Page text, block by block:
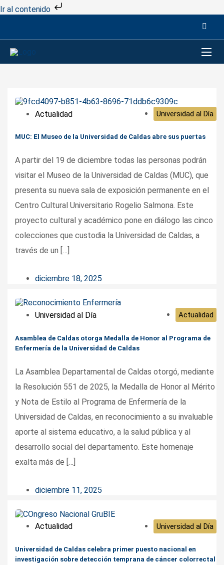
Ir al contenido
Actualidad Universidad al Día
MUC: El Museo de la Universidad de Caldas abre sus puertas
A partir del 19 de diciembre todas las personas podrán
visitar el Museo de la Universidad de Caldas (MUC), que
presenta su nueva sala de exposición permanente en el
Centro Cultural Universitario Rogelio Salmona. Este
proyecto cultural y académico pone en diálogo las cinco
colecciones que custodia la Universidad de Caldas, a
través de un […]
diciembre 18, 2025
Universidad al Día Actualidad
Asamblea de Caldas otorga Medalla de Honor al Programa de
Enfermería de la Universidad de Caldas
La Asamblea Departamental de Caldas otorgó, mediante
la Resolución 551 de 2025, la Medalla de Honor al Mérito
y Nota de Estilo al Programa de Enfermería de la
Universidad de Caldas, en reconocimiento a su invaluable
aporte al sistema educativo, a la salud pública y al
desarrollo social del departamento. Este homenaje
exalta más de […]
diciembre 11, 2025
Actualidad Universidad al Día
Universidad de Caldas celebra primer puesto nacional en
investigación sobre detección temprana de cáncer colorrectal